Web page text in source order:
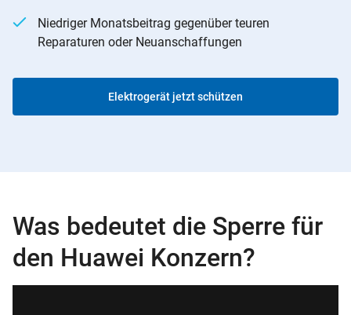
Niedriger Monatsbeitrag gegenüber teuren
Reparaturen oder Neuanschaffungen
Elektrogerät jetzt schützen
Was bedeutet die Sperre für
den Huawei Konzern?